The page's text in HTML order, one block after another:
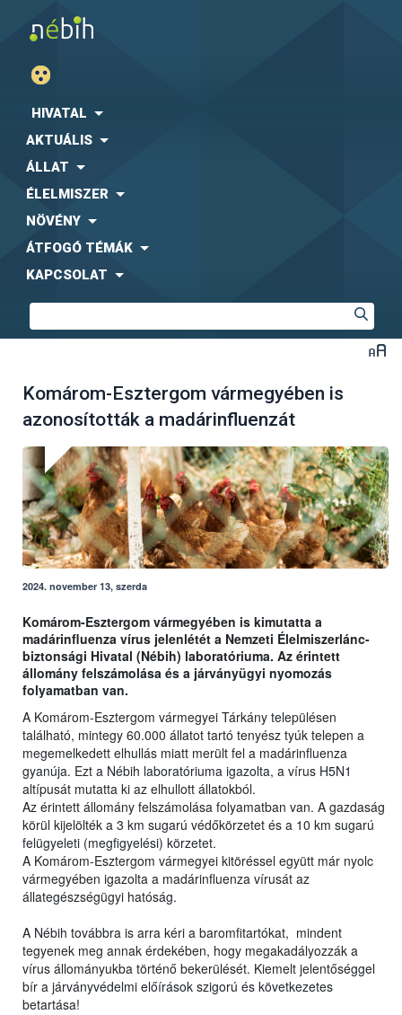
HIVATAL
AKTUÁLIS
ÁLLAT
ÉLELMISZER
NÖVÉNY
ÁTFOGÓ TÉMÁK
KAPCSOLAT
Komárom-Esztergom vármegyében is
azonosították a madárinfluenzát
2024. november 13, szerda
Komárom-Esztergom vármegyében is kimutatta a
madárinfluenza vírus jelenlétét a Nemzeti Élelmiszerlánc-
biztonsági Hivatal (Nébih) laboratóriuma. Az érintett
állomány felszámolása és a járványügyi nyomozás
folyamatban van.
A Komárom-Esztergom vármegyei Tárkány településen
található, mintegy 60.000 állatot tartó tenyész tyúk telepen a
megemelkedett elhullás miatt merült fel a madárinfluenza
gyanúja. Ezt a Nébih laboratóriuma igazolta, a vírus H5N1
altípusát mutatta ki az elhullott állatokból.
Az érintett állomány felszámolása folyamatban van. A gazdaság
körül kijelölték a 3 km sugarú védőkörzetet és a 10 km sugarú
felügyeleti (megfigyelési) körzetet.
A Komárom-Esztergom vármegyei kitöréssel együtt már nyolc
vármegyében igazolta a madárinfluenza vírusát az
állategészségügyi hatóság.
A Nébih továbbra is arra kéri a baromfitartókat, mindent
tegyenek meg annak érdekében, hogy megakadályozzák a
vírus állományukba történő bekerülését. Kiemelt jelentőséggel
bír a járványvédelmi előírások szigorú és következetes
betartása!